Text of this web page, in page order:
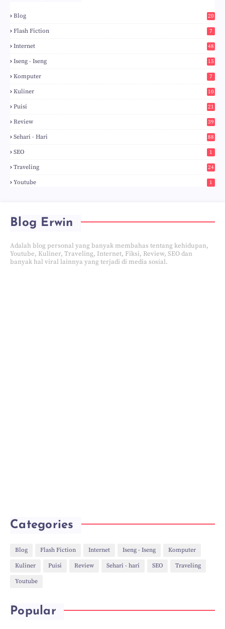
Blog
20
Flash Fiction 7
Internet 48
Iseng - Iseng 15
Komputer 7
Kuliner 10
Puisi 21
Review 39
Sehari - Hari 88
SEO 1
Traveling 24
Youtube 1
Blog Erwin
Adalah blog personal yang banyak membahas tentang kehidupan,
Youtube, Kuliner, Traveling, Internet, Fiksi, Review, SEO dan
banyak hal viral lainnya yang terjadi di media sosial.
Categories
Blog Flash Fiction Internet Iseng - Iseng Komputer
Kuliner Puisi Review Sehari - hari SEO Traveling
Youtube
Popular